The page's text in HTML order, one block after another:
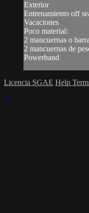
Exterior
Entrenamiento off
Vacaciones
Poco material:
2 mancuernas o
2 mancuernas de
Powerband
Licencia SGAE Help
×